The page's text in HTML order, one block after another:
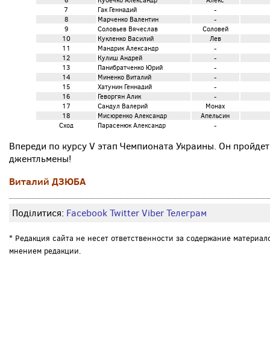
7
Гак Геннадий
-
8
Марченко Валентин
-
9
Соловьев Вячеслав
Соловей
10
Кукленко Василий
Лев
11
Мандрик Александр
-
12
Кулиш Андрей
-
13
Панибратченко Юрий
-
14
Миненко Виталий
-
15
Хатунин Геннадий
-
16
Геворгян Алик
-
17
Сандул Валерий
Монах
18
Мисюренко Александр
Апельсин
Сход
Парасенюк Александр -
Впереди по курсу V этап Чемпионата Украины. Он
джентльмены!
Виталий ДЗЮБА
Поділитися: FacebookTwitterViberТелеграм
* Редакция сайта не несет ответственности за содержание
мнением редакции.